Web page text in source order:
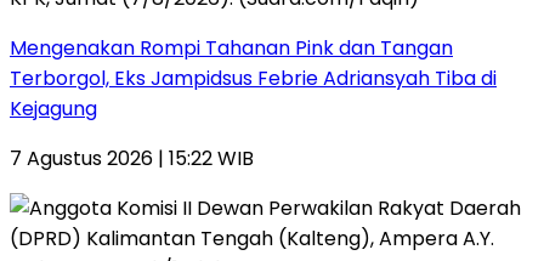
Mengenakan Rompi Tahanan Pink dan Tangan
Terborgol, Eks Jampidsus Febrie Adriansyah Tiba di
Kejagung
7 Agustus 2026 | 15:22 WIB